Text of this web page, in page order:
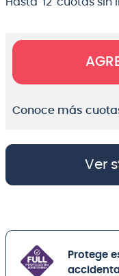
Conoce más
Ver
Protege